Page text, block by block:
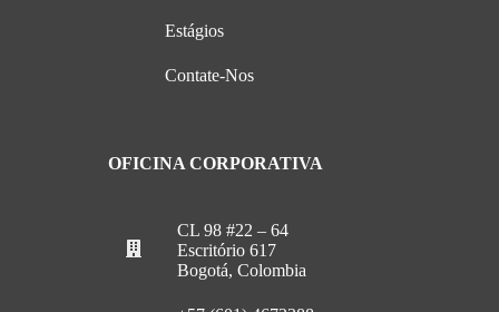
Estágios
Contate-Nos
OFICINA CORPORATIVA
CL 98 #22 – 64
Escritório 617
Bogotá, Colombia